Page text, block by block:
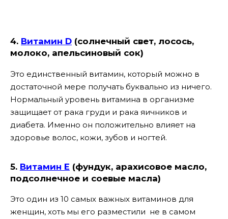
4. Витамин D (солнечный свет, лосось,
молоко, апельсиновый сок)
Это единственный витамин, который можно в
достаточной мере получать буквально из ничего.
Нормальный уровень витамина в организме
защищает от рака груди и рака яичников и
диабета. Именно он положительно влияет на
здоровье волос, кожи, зубов и ногтей.
5. Витамин Е (фундук, арахисовое масло,
подсолнечное и соевые масла)
Это один из 10 самых важных витаминов для
женщин, хоть мы его разместили не в самом